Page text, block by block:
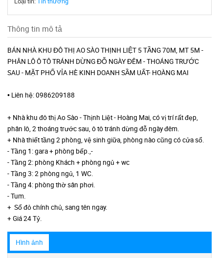
Thông tin mô tả
BÁN NHÀ KHU ĐÔ THỊ AO SÀO THỊNH LIỆT 5 TẦNG 70M, MT 5M -
PHÂN LÔ Ô TÔ TRÁNH DỪNG ĐỖ NGÀY ĐÊM - THOÁNG TRƯỚC
SAU - MẶT PHỐ VỈA HÈ KINH DOANH SẦM UẤT- HOÀNG MAI
• Liên hệ: 0986209188
+ Nhà khu đô thị Ao Sào - Thịnh Liệt - Hoàng Mai, có vị trí rất đẹp,
phân lô, 2 thoáng trước sau, ô tô tránh dừng đỗ ngày đêm.
+ Nhà thiết tầng 2 phòng, vệ sinh giữa, phòng nào cũng có cửa sổ.
- Tầng 1: gara + phòng bếp.,-
- Tầng 2: phòng Khách + phòng ngủ + wc
- Tầng 3: 2 phòng ngủ, 1 WC.
- Tầng 4: phòng thờ sân phơi.
- Tum.
+ Sổ đỏ chính chủ, sang tên ngay.
+ Giá 24 Tỷ.
Hình ảnh